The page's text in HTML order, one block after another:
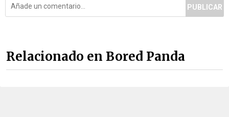
PUBLICAR
Relacionado en Bored Panda